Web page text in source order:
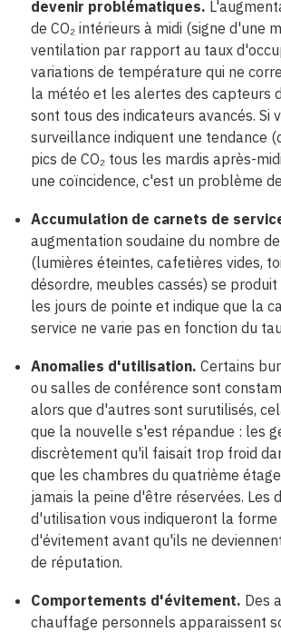
devenir problématiques.
de CO₂ intérieurs à midi (signe d'une
ventilation par rapport au taux
variations de température qui ne
la météo et les alertes des capteurs
sont tous des indicateurs avancés. Si
surveillance indiquent une tendance
pics de CO₂ tous les mardis après-
une coïncidence, c'est un problème
Accumulation de carnets de
augmentation soudaine du nombre
(lumières éteintes, cafetières vides,
désordre, meubles cassés) se
les jours de pointe et indique que la
service ne varie pas en fonction du
Anomalies d'utilisation. Certains
ou salles de conférence sont
alors que d'autres sont surutilisés,
que la nouvelle s'est répandue : les
discrètement qu'il faisait trop froid
que les chambres du quatrième
jamais la peine d'être réservées. Les
d'utilisation vous indiqueront la forme
d'évitement avant qu'ils ne
de réputation.
Comportements d'évitement. Des
chauffage personnels apparaissent